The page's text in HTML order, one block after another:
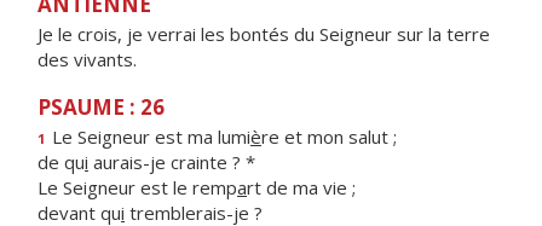
Je le crois, je verrai les bontés du Seigneur sur la terre
des vivants.
PSAUME : 26
1 Le Seigneur est ma lumière et mon salut ;
de qui aurais-je crainte ? *
Le Seigneur est le rempart de ma vie ;
devant qui tremblerais-je ?